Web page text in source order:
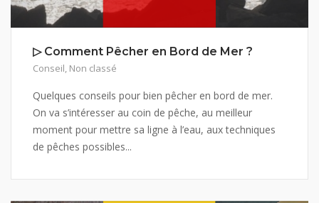
▷ Comment Pêcher en Bord de Mer ?
Conseil, Non classé
Quelques conseils pour bien pêcher en bord de mer.
On va s’intéresser au coin de pêche, au meilleur
moment pour mettre sa ligne à l’eau, aux techniques
de pêches possibles...